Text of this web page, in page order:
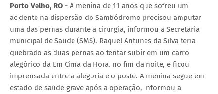
Porto Velho, RO - A menina de 11 anos que sofreu um
acidente na dispersão do Sambódromo precisou amputar
uma das pernas durante a cirurgia, informou a Secretaria
municipal de Saúde (SMS). Raquel Antunes da Silva teria
quebrado as duas pernas ao tentar subir em um carro
alegórico da Em Cima da Hora, no fim da noite, e ficou
imprensada entre a alegoria e o poste. A menina segue em
estado de saúde grave após a operação, informou a